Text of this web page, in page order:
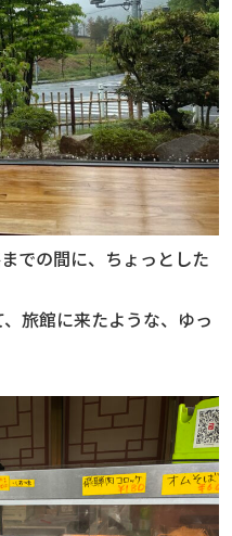
での間に、ちょっとした
旅館に来たような、ゆっ